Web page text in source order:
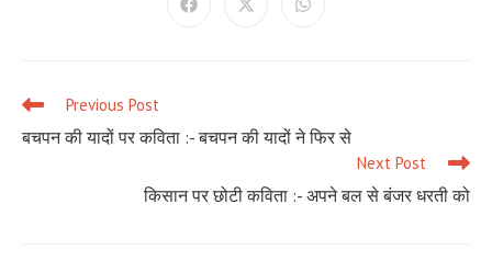
Opens Opens Opens
Read
articles
Previous Post
बचपन की यादों पर कविता :- बचपन की यादों ने फिर से
Next Post
किसान पर छोटी कविता :- अपने बल से बंजर धरती को